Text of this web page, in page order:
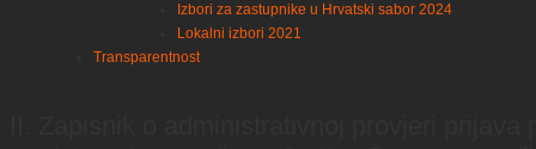
Izbori za zastupnike u Hrvatski sabor 2024
Lokalni izbori 2021
Transparentnost